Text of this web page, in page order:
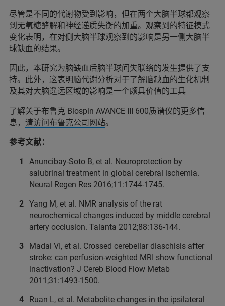
尽管是不同的代谢物受到影响，但在两个大脑半球都观察
到无氧糖酵解和神经递质失衡的加重。观察到的特征模式
变化表明，在对侧大脑半球观察到的影响是另一侧大脑半
球缺血的结果。
因此，本研究为脑缺血后脑半球间失联络的发生提供了支
持。此外，这表明脑代谢分析对于了解脑缺血的生化机制
及其对大脑遥远区域的影响是一个颇具价值的工具
了解关于布鲁克 Biospin AVANCE III 600质谱仪的更多信
息， 请访问布鲁克公司网站。
参考文献：
Anuncibay-Soto B, et al. Neuroprotection by
salubrinal treatment in global cerebral ischemia.
Neural Regen Res 2016;11:1744‑1745.
Yang M, et al. NMR analysis of the rat
neurochemical changes induced by middle cerebral
artery occlusion. Talanta 2012;88:136‑144.
Madai VI, et al. Crossed cerebellar diaschisis after
stroke: can perfusion-weighted MRI show functional
inactivation? J Cereb Blood Flow Metab
2011;31:1493‑1500.
Ruan L, et al. Metabolite changes in the ipsilateral